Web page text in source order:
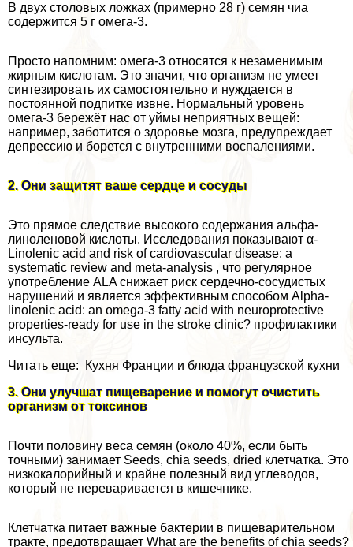
В двух столовых ложках (примерно 28 г) семян чиа
содержится 5 г омега-3.
Просто напомним: омега-3 относятся к незаменимым
жирным кислотам. Это значит, что организм не умеет
синтезировать их самостоятельно и нуждается в
постоянной подпитке извне. Нормальный уровень
омега-3 бережёт нас от уймы неприятных вещей:
например, заботится о здоровье мозга, предупреждает
депрессию и борется с внутренними воспалениями.
2. Они защитят ваше сердце и сосуды
Это прямое следствие высокого содержания альфа-
линоленовой кислоты. Исследования показывают α-
Linolenic acid and risk of cardiovascular disease: a
systematic review and meta-аnаlysis , что регулярное
употрeбление ALA снижает риск сердечно-сосудистых
нарушений и является эффективным способом Alpha-
linolenic acid: an omega-3 fatty acid with neuroprotective
properties-ready for use in the stroke clinic? профилактики
инсульта.
Читать еще: Кухня Франции и блюда французской кухни
3. Они улучшат пищеварение и помогут очистить
организм от токсинов
Почти половину веса семян (около 40%, если быть
точными) занимает Seeds, chia seeds, dried клетчатка. Это
низкокалорийный и крайне полезный вид углеводов,
который не переваривается в кишечнике.
Клетчатка питает важные бактерии в пищеварительном
тpaкте, предотвращает What are the benefits of chia seeds?